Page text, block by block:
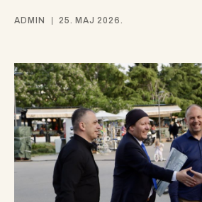
ADMIN 25. MAJ 2026.